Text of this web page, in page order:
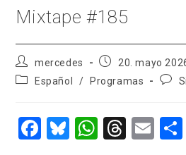
Mixtape #185
Autor
de
la
mercedes
Publicación
la
20. mayo
Categoría
entrada:
Español / Programas
F
Bl W T
E